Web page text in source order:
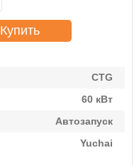
CTG
60 кВт
Автозапуск
Yuchai
Купить